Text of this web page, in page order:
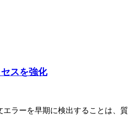
スを強化
エラーを早期に検出することは、質